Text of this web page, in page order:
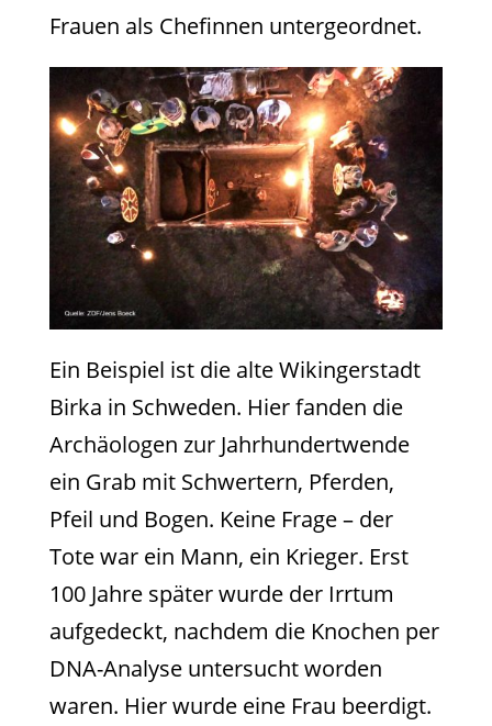
Frauen als Chefinnen untergeordnet.
Ein Beispiel ist die alte Wikingerstadt
Birka in Schweden. Hier fanden die
Archäologen zur Jahrhundertwende
ein Grab mit Schwertern, Pferden,
Pfeil und Bogen. Keine Frage – der
Tote war ein Mann, ein Krieger. Erst
100 Jahre später wurde der Irrtum
aufgedeckt, nachdem die Knochen per
DNA-Analyse untersucht worden
waren. Hier wurde eine Frau beerdigt.